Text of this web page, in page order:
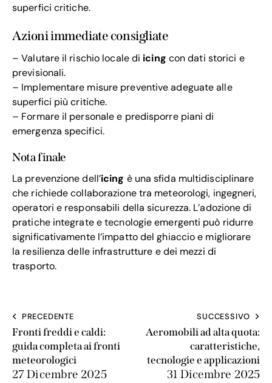
superfici critiche.
Azioni immediate consigliate
– Valutare il rischio locale di icing con dati storici e
previsionali.
– Implementare misure preventive adeguate alle
superfici più critiche.
– Formare il personale e predisporre piani di
emergenza specifici.
Nota finale
La prevenzione dell’icing è una sfida multidisciplinare
che richiede collaborazione tra meteorologi, ingegneri,
operatori e responsabili della sicurezza. L’adozione di
pratiche integrate e tecnologie emergenti può ridurre
significativamente l’impatto del ghiaccio e migliorare
la resilienza delle infrastrutture e dei mezzi di
trasporto.
PRECEDENTE
Fronti freddi e caldi:
guida completa ai fronti
meteorologici
27 Dicembre 2025
SUCCESSIVO
Aeromobili ad alta quota:
caratteristiche,
tecnologie e applicazioni
31 Dicembre 2025